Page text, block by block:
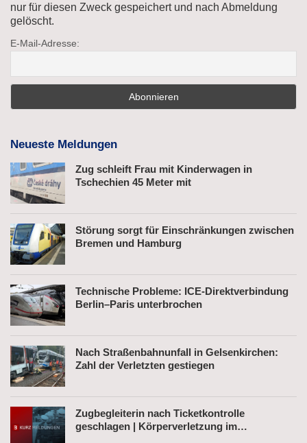
nur für diesen Zweck gespeichert und nach Abmeldung
gelöscht.
E-Mail-Adresse:
Neueste Meldungen
Zug schleift Frau mit Kinderwagen in
Tschechien 45 Meter mit
Störung sorgt für Einschränkungen zwischen
Bremen und Hamburg
Technische Probleme: ICE-Direktverbindung
Berlin–Paris unterbrochen
Nach Straßenbahnunfall in Gelsenkirchen:
Zahl der Verletzten gestiegen
Zugbegleiterin nach Ticketkontrolle
geschlagen | Körperverletzung im